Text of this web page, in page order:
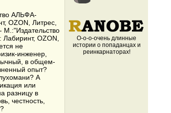
АЛЬФА-
OZON, Литрес,
М.:"Издательство
OZON,
не
инженер,
в общем-
опыт?
А
или
разницу в
честность,
О-о-о-очень длинные
истории о попаданцах и
реинкарнаторах!